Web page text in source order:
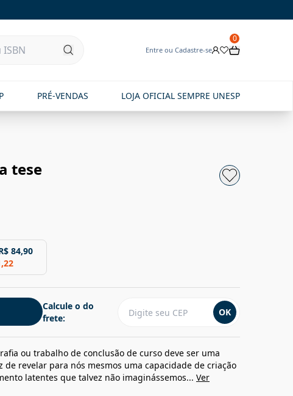
Entre ou Cadastre-se
0
PRÉ-VENDAS LOJA OFICIAL SEMPRE UNESP
tese
84,90
Calcule o do
frete:
OK
ou trabalho de conclusão de curso deve ser uma
de revelar para nós mesmos uma capacidade de criação
latentes que talvez não imaginássemos... Ver